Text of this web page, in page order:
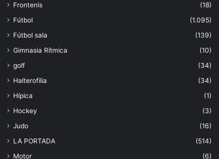
Frontenis
(18)
Fútbol
(1.095)
Fútbol sala
(139)
Gimnasia Rítmica
(10)
golf
(34)
Halterofilia
(34)
Hípica
(1)
Hockey
(3)
Judo
(16)
LA PORTADA
(514)
Motor
(6)